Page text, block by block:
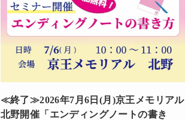
≪終了≫2026年7月6日(月)京王メモリアル
北野開催「エンディングノートの書き